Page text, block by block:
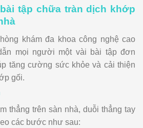
tập chữa tràn dịch khớp
khám đa khoa công nghệ cao
mọi người một vài bài tập đơn
tăng cường sức khỏe và cải thiện
gối.
thẳng trên sàn nhà, duỗi thẳng tay
các bước như sau: